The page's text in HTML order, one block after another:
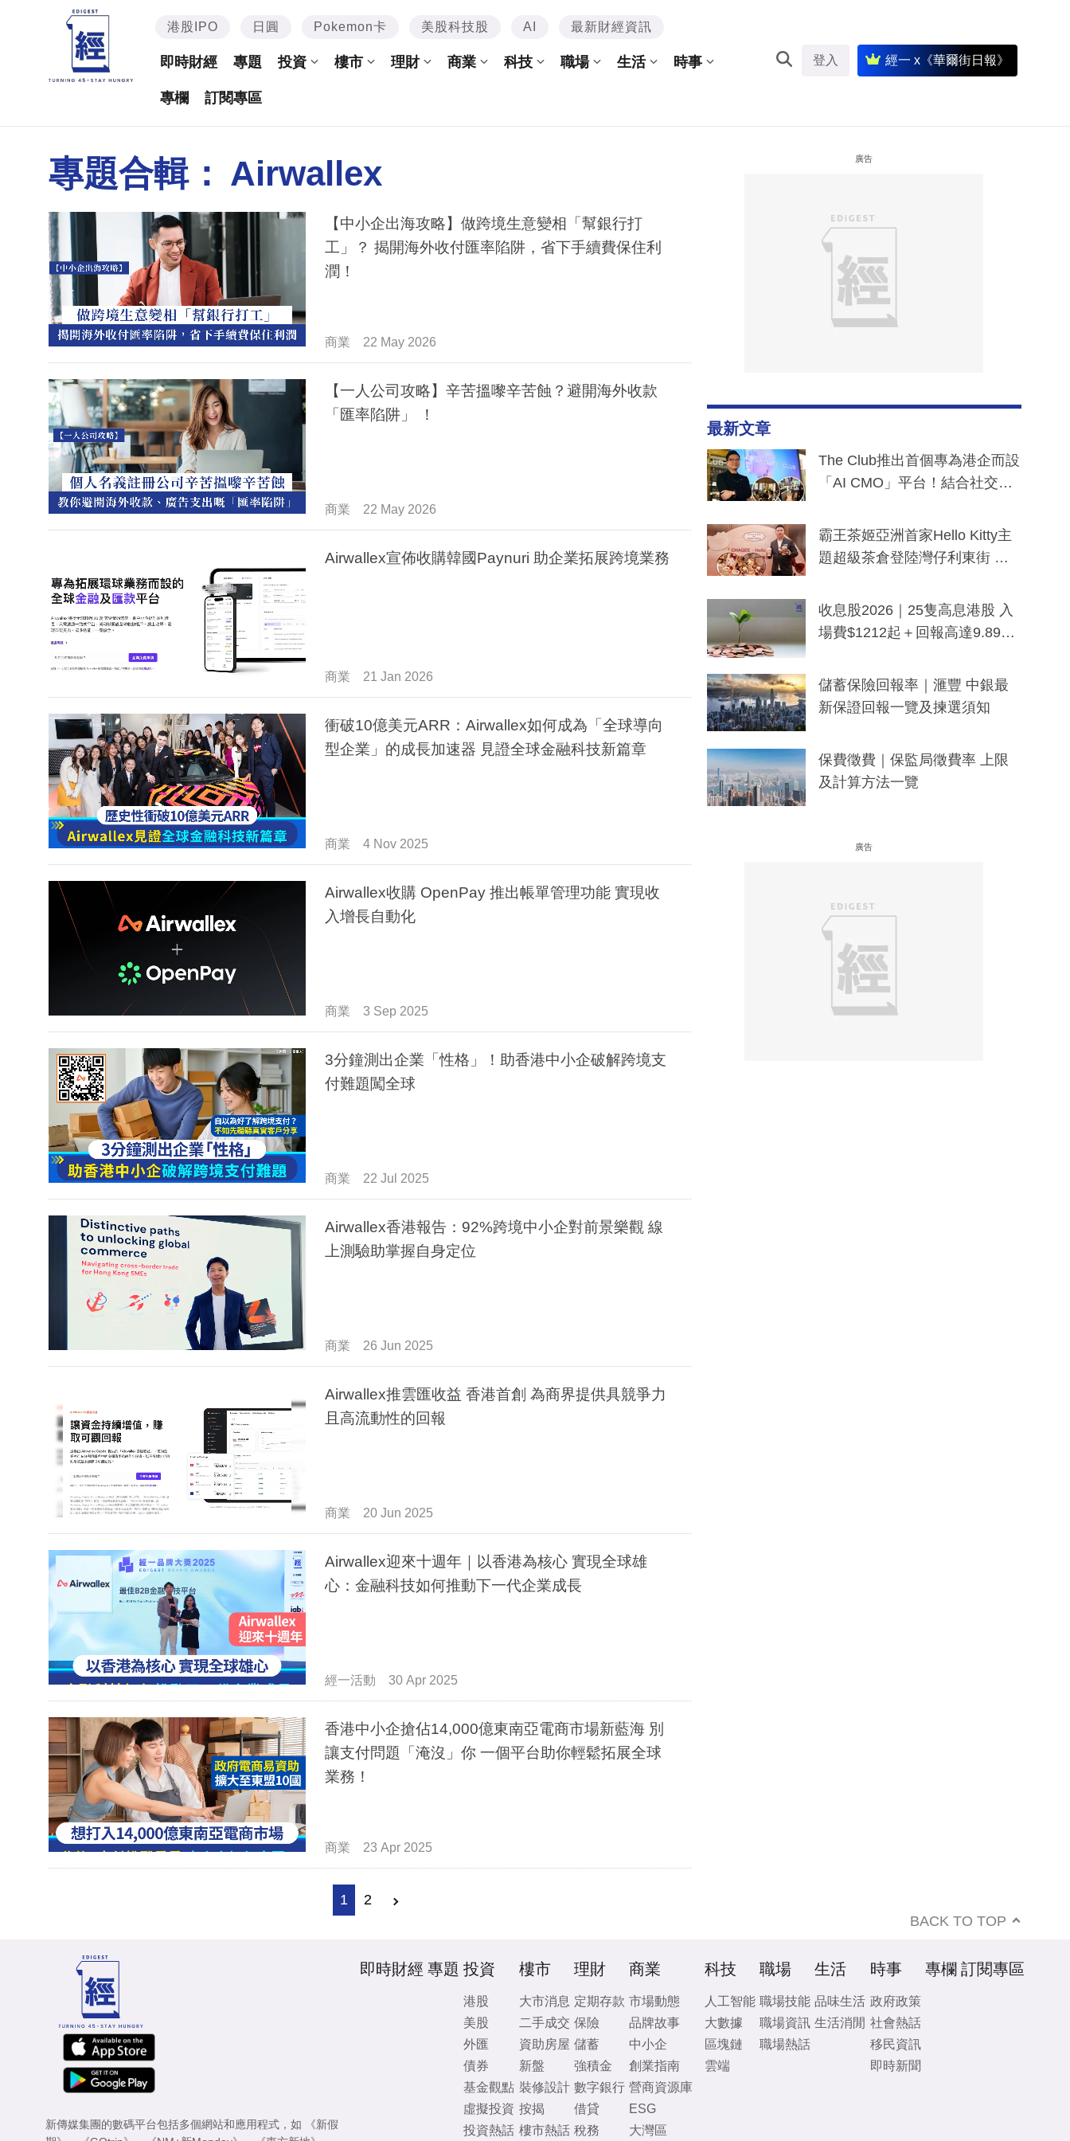
港股IPO 日圓 Pokemon卡 美股科技股 AI 最新財經資訊
即時財經 專題 投資 樓市 理財 商業 科技 職場 生活 時事
專欄 訂閱專區
登入 經一 x《華爾街日報》
專題合輯： Airwallex
【中小企出海攻略】做跨境生意變相「幫銀行打
工」？ 揭開海外收付匯率陷阱，省下手續費保住利
潤！
商業 22 May 2026
【一人公司攻略】辛苦搵嚟辛苦蝕？避開海外收款
「匯率陷阱」 ！
商業 22 May 2026
Airwallex宣佈收購韓國Paynuri 助企業拓展跨境業務
商業 21 Jan 2026
衝破10億美元ARR：Airwallex如何成為「全球導向
型企業」的成長加速器 見證全球金融科技新篇章
商業 4 Nov 2025
Airwallex收購 OpenPay 推出帳單管理功能 實現收
入增長自動化
商業 3 Sep 2025
3分鐘測出企業「性格」！助香港中小企破解跨境支
付難題闖全球
商業 22 Jul 2025
Airwallex香港報告：92%跨境中小企對前景樂觀 線
上測驗助掌握自身定位
商業 26 Jun 2025
Airwallex推雲匯收益 香港首創 為商界提供具競爭力
且高流動性的回報
商業 20 Jun 2025
Airwallex迎來十週年｜以香港為核心 實現全球雄
心：金融科技如何推動下一代企業成長
經一活動 30 Apr 2025
香港中小企搶佔14,000億東南亞電商市場新藍海 別
讓支付問題「淹沒」你 一個平台助你輕鬆拓展全球
業務！
商業 23 Apr 2025
1 2
廣告
最新文章
The Club推出首個專為港企而設
「AI CMO」平台！結合社交聆
分鐘生成「貼地」宣傳短片
霸王茶姬亞洲首家Hello Kitty主
題超級茶倉登陸灣仔利東街 推
y及香港限定特調系列
收息股2026｜25隻高息港股 入
場費$1212起＋回報高達9.89
儲蓄保險回報率｜滙豐 中銀最
新保證回報一覽及揀選須知
保費徵費｜保監局徵費率 上限
及計算方法一覽
廣告
BACK TO TOP
新傳媒集團的數碼平台包括多個網站和應用程式，如
《新假
即時財經 專題 投資
港股
美股
外匯
債券
基金觀點
虛擬投資
投資熱話
樓市
大市消息
二手成交
資助房屋
新盤
裝修設計
按揭
樓市熱話
理財
定期存款
保險
儲蓄
強積金
數字銀行
借貸
稅務
商業
市場動態
品牌故事
中小企
創業指南
營商資源庫
ESG
大灣區
科技
人工智能
大數據
區塊鏈
雲端
職場
職場技能
職場資訊
職場熱話
生活
品味生活
生活消閒
時事
政府政策
社會熱話
移民資訊
即時新聞
專欄 訂閱專區